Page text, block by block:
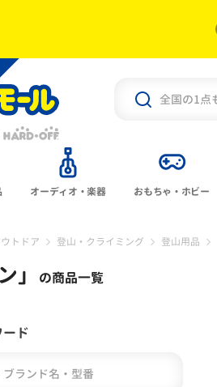
オーディオ・楽器 おもちゃ・ホビー
トドア 登山・クライミング 登山用品
」 の商品一覧
ド